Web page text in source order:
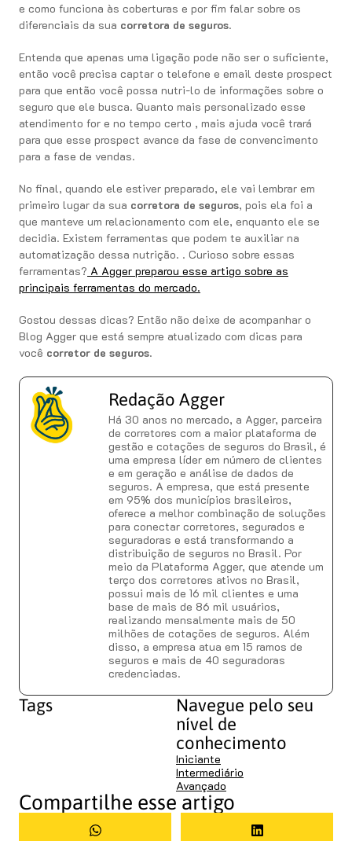
e como funciona às coberturas e por fim falar sobre os
diferenciais da sua corretora de seguros.
Entenda que apenas uma ligação pode não ser o suficiente,
então você precisa captar o telefone e email deste prospect
para que então você possa nutri-lo de informações sobre o
seguro que ele busca. Quanto mais personalizado esse
atendimento for e no tempo certo , mais ajuda você trará
para que esse prospect avance da fase de convencimento
para a fase de vendas.
No final, quando ele estiver preparado, ele vai lembrar em
primeiro lugar da sua corretora de seguros, pois ela foi a
que manteve um relacionamento com ele, enquanto ele se
decidia. Existem ferramentas que podem te auxiliar na
automatização dessa nutrição. . Curioso sobre essas
ferramentas? A Agger preparou esse artigo sobre as
principais ferramentas do mercado.
Gostou dessas dicas? Então não deixe de acompanhar o
Blog Agger que está sempre atualizado com dicas para
você corretor de seguros.
Redação Agger
Há 30 anos no mercado, a Agger, parceira
de corretores com a maior plataforma de
gestão e cotações de seguros do Brasil, é
uma empresa líder em número de clientes
e em geração e análise de dados de
seguros. A empresa, que está presente
em 95% dos municípios brasileiros,
oferece a melhor combinação de soluções
para conectar corretores, segurados e
seguradoras e está transformando a
distribuição de seguros no Brasil. Por
meio da Plataforma Agger, que atende um
terço dos corretores ativos no Brasil,
possui mais de 16 mil clientes e uma
base de mais de 86 mil usuários,
realizando mensalmente mais de 50
milhões de cotações de seguros. Além
disso, a empresa atua em 15 ramos de
seguros e mais de 40 seguradoras
credenciadas.
Tags
Navegue pelo seu
nível de
conhecimento
Iniciante
Intermediário
Avançado
Compartilhe esse artigo